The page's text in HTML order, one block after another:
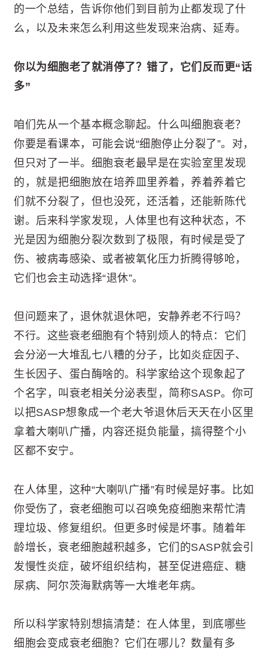
的一个总结，告诉你他们到目前为止都发现了什
么，以及未来怎么利用这些发现来治病、延寿。
你以为细胞老了就消停了？错了，它们反而更“话
多”
咱们先从一个基本概念聊起。什么叫细胞衰老？
你要是看课本，可能会说“细胞停止分裂了”。对，
但只对了一半。细胞衰老最早是在实验室里发现
的，就是把细胞放在培养皿里养着，养着养着它
们就不分裂了，但也没死，还活着，还能新陈代
谢。后来科学家发现，人体里也有这种状态，不
光是因为细胞分裂次数到了极限，有时候是受了
伤、被病毒感染、或者被氧化压力折腾得够呛，
它们也会主动选择“退休”。
但问题来了，退休就退休吧，安静养老不行吗？
不行。这些衰老细胞有个特别烦人的特点：它们
会分泌一大堆乱七八糟的分子，比如炎症因子、
生长因子、蛋白酶啥的。科学家给这个现象起了
个名字，叫衰老相关分泌表型，简称SASP。你可
以把SASP想象成一个老大爷退休后天天在小区里
拿着大喇叭广播，内容还挺负能量，搞得整个小
区都不安宁。
在人体里，这种“大喇叭广播”有时候是好事。比如
你受伤了，衰老细胞可以召唤免疫细胞来帮忙清
理垃圾、修复组织。但更多时候是坏事。随着年
龄增长，衰老细胞越积越多，它们的SASP就会引
发慢性炎症，破坏组织结构，甚至促进癌症、糖
尿病、阿尔茨海默病等一大堆老年病。
所以科学家特别想搞清楚：在人体里，到底哪些
细胞会变成衰老细胞？它们在哪儿？数量有多